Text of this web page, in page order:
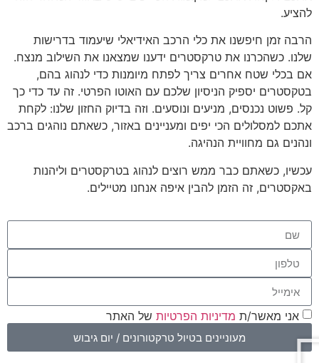
להציע.
הרבה זמן חיפשנו את כלי הרכב האידיאלי שיעמוד בדרישות
שלנו. כשהכרנו את טרקסטרים ידענו שמצאנו את השילוב מנצח.
אם בכלי שטח אחרים צריך לפתח מיומנות כדי לנהוג בהם,
בטקסטרים יספיק הניסיון שלכם עם האוטו הפרטי. זה עד כדי כך
קל. פשוט נכנסים, מניעים ונוסעים. וזה בדיוק החזון שלנו: לקחת
אתכם למסלולים הכי יפים ומעניינים באזור, כשאתם נוהגים ברכב
ונהנים גם מחוויית הנהיגה.
עכשיו, כשאתם כבר ממש רוצים לנהוג בטרקסטרים וליהנות
באקסטרים, זה הזמן להבין איפה אנחנו מטיילים.
אני מאשר/ת מדיניות הפרטיות של האתר
מעוניינים בטיול טרקטורונים / יום גיבוש